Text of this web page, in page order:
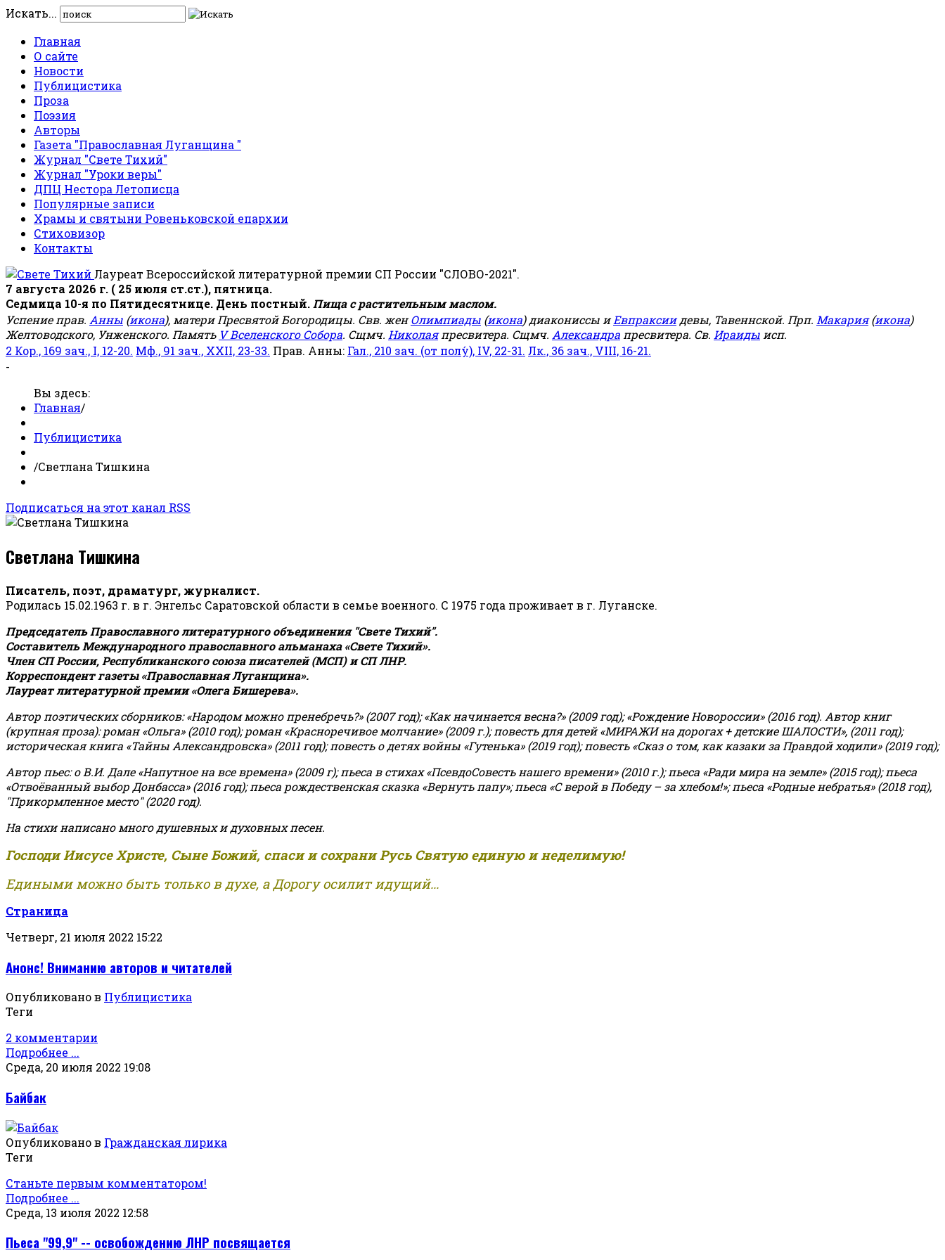
Искать...
Главная
О сайте
Новости
Публицистика
Проза
Поэзия
Авторы
Газета "Православная Луганщина "
Журнал "Свете Тихий"
Журнал "Уроки веры"
ДПЦ Нестора Летописца
Популярные записи
Храмы и святыни Ровеньковской епархии
Стиховизор
Контакты
Лауреат Всероссийской литературной премии СП России "СЛОВО-2021".
7 августа 2026 г. ( 25 июля ст.ст.), пятница.
Седмица 10-я по Пятидесятнице. День постный. Пища с растительным маслом.
Успение прав. Анны (икона), матери Пресвятой Богородицы. Свв. женОлимпиады (икона) диакониссы иЕвпраксиидевы, Тавеннской. Прп. Макария(икона)
Желтоводского, Унженского. Память V Вселенского Собора. Сщмч. Николаяпресвитера. Сщмч. Александра пресвитера. Св. Ираиды исп.
2 Кор., 169 зач., I, 12-20. Мф., 91 зач., XXII, 23-33. Прав. Анны: Гал., 210 зач. (от полу́), IV, 22-31. Лк., 36 зач., VIII, 16-21.
-
Вы здесь:
Главная/
Публицистика
/Светлана Тишкина
Подписаться на этот канал RSS
Светлана Тишкина
Писатель, поэт, драматург, журналист.
Родилась 15.02.1963 г. в г. Энгельс Саратовской области в семье военного. С 1975 года проживает в г. Луганске.
Председатель Православного литературного объединения "Свете Тихий".
Составитель Международного православного альманаха «Свете Тихий».
Член СП России, Республиканского союза писателей (МСП) и СП ЛНР.
Корреспондент газеты «Православная Луганщина».
Лауреат литературной премии «Олега Бишерева».
Автор поэтических сборников: «Народом можно пренебречь?» (2007 год); «Как начинается весна?» (2009 год); «Рождение Новороссии» (2016 год). Автор книг
(крупная проза): роман «Ольга» (2010 год); роман «Красноречивое молчание» (2009 г.); повесть для детей «МИРАЖИ на дорогах + детские ШАЛОСТИ», (2011 год);
историческая книга «Тайны Александровска» (2011 год); повесть о детях войны «Гутенька» (2019 год); повесть «Сказ о том, как казаки за Правдой ходили» (2019 год);
Автор пьес: о В.И. Дале «Напутное на все времена» (2009 г); пьеса в стихах «ПсевдоСовесть нашего времени» (2010 г.); пьеса «Ради мира на земле» (2015 год); пьеса
«Отвоёванный выбор Донбасса» (2016 год); пьеса рождественская сказка «Вернуть папу»; пьеса «С верой в Победу – за хлебом!»;пьеса «Родные небратья» (2018 год),
"Прикормленное место" (2020 год).
На стихи написано много душевных и духовных песен.
Господи Иисусе Христе, Сыне Божий, спаси и сохрани Русь Святую единую и неделимую!
Едиными можно быть только в духе, а Дорогу осилит идущий...
Страница
Четверг, 21 июля 2022 15:22
Анонс! Вниманию авторов и читателей
Опубликовано в Публицистика
Теги
2 комментарии
Подробнее ...
Среда, 20 июля 2022 19:08
Байбак
Опубликовано в Гражданская лирика
Теги
Станьте первым комментатором!
Подробнее ...
Среда, 13 июля 2022 12:58
Пьеса "99,9" -- освобождению ЛНР посвящается